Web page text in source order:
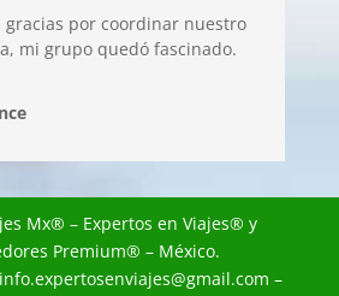
gracias por coordinar nuestro
mi grupo quedó fascinado.
Mx® – Expertos en Viajes® y
Premium® – México.
info.expertosenviajes@gmail.com –